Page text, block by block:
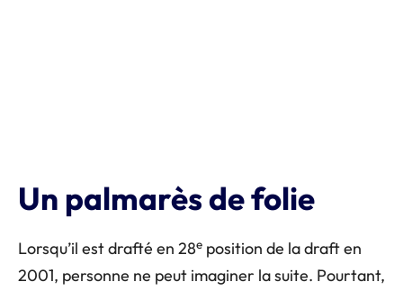
Un palmarès de folie
Lorsqu’il est drafté en 28e position de la draft en
2001, personne ne peut imaginer la suite. Pourtant,